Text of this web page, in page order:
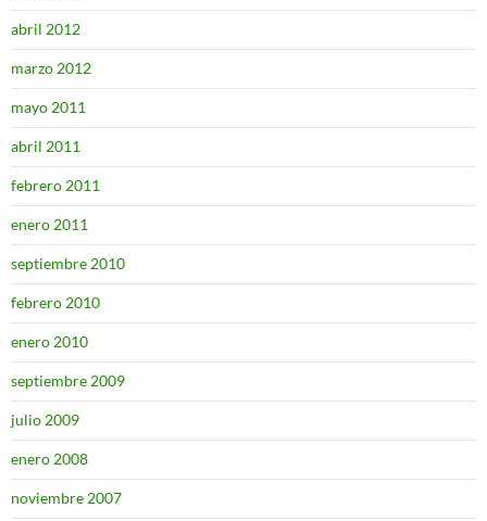
abril 2012
marzo 2012
mayo 2011
abril 2011
febrero 2011
enero 2011
septiembre 2010
febrero 2010
enero 2010
septiembre 2009
julio 2009
enero 2008
noviembre 2007